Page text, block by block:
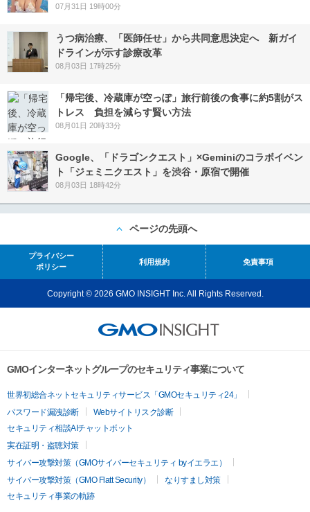
07月31日 19時00分
うつ病治療、「医師任せ」から共同意思決定へ 新ガイ
ドラインが示す診療改革
08月03日 17時25分
「帰宅後、冷蔵庫が空っぽ」旅行前後の食事に約5割がス
トレス 負担を減らす賢い方法
08月01日 20時33分
Google、「ドラゴンクエスト」×Geminiのコラボイベン
ト「ジェミニクエスト」を渋谷・原宿で開催
08月03日 18時42分
ページの先頭へ
プライバシー
ポリシー
利用規約 免責事項
Copyright © 2026 GMO INSIGHT Inc. All Rights Reserved.
GMOインターネットグループのセキュリティ事業について
世界初総合ネットセキュリティサービス「GMOセキュリティ24」
パスワード漏洩診断
Webサイトリスク診断
セキュリティ相談AIチャットボット
実在証明・盗聴対策
サイバー攻撃対策（GMOサイバーセキュリティ byイエラエ）
サイバー攻撃対策（GMO Flatt Security）
なりすまし対策
セキュリティ事業の軌跡